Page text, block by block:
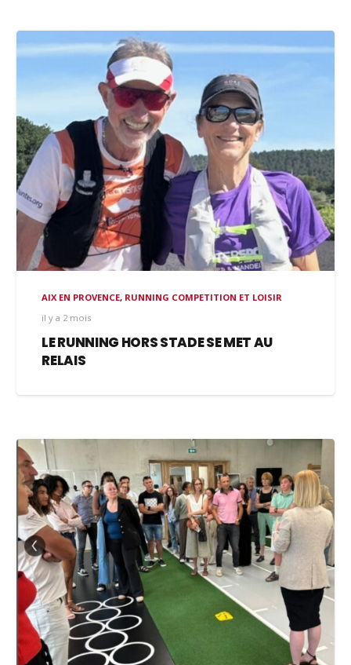
AIX EN PROVENCE, RUNNING COMPETITION ET LOISIR
il y a 2 mois
LE RUNNING HORS STADE SE MET AU
RELAIS